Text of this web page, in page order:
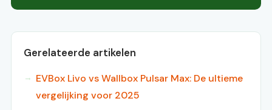
Gerelateerde artikelen
EVBox Livo vs Wallbox Pulsar Max: De ultieme
vergelijking voor 2025